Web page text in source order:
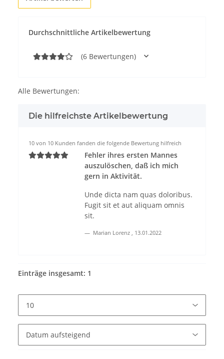
Durchschnittliche Artikelbewertung
(6 Bewertungen)
Alle Bewertungen:
Die hilfreichste Artikelbewertung
10 von 10 Kunden fanden die folgende Bewertung hilfreich
Fehler ihres ersten Mannes
auszulöschen, daß ich mich
gern in Aktivität.
Unde dicta nam quas doloribus.
Fugit sit et aut aliquam omnis
sit.
Marian Lorenz 13.01.2022
Einträge insgesamt: 1